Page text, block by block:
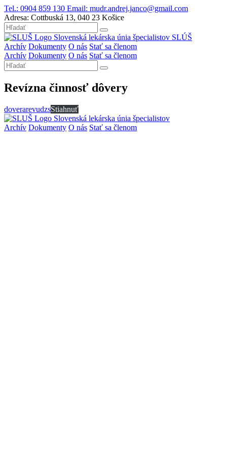
Tel.: 0904 859 130 Email: mudr.andrej.janco@gmail.com
Adresa: Cottbuská 13, 040 23 Košice
Slovenská lekárska únia špecialistov SLÚŠ
Archív Dokumenty O nás Stať sa členom
Archív Dokumenty O nás Stať sa členom
Revízna činnosť dôvery
doverarevudzsStiahnuť
Slovenská lekárska únia špecialistov
Archív Dokumenty O nás Stať sa členom